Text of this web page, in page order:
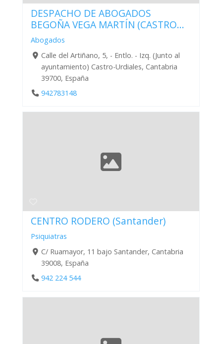
DESPACHO DE ABOGADOS
BEGOÑA VEGA MARTÍN (CASTRO...
Abogados
Calle del Artiñano, 5, - Entlo. - Izq. (Junto al
ayuntamiento) Castro-Urdiales, Cantabria
39700, España
942783148
CENTRO RODERO (Santander)
Psiquiatras
C/ Ruamayor, 11 bajo Santander, Cantabria
39008, España
942 224 544